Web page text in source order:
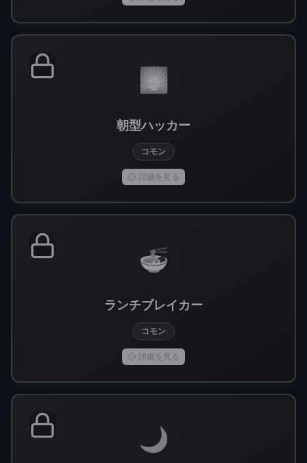
🌅
朝型ハッカー
コモン
詳細を見る
🍜
ランチブレイカー
コモン
詳細を見る
🌙